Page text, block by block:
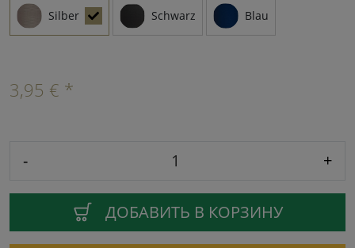
Silber Schwarz Blau
3,95 € *
- +
ДОБАВИТЬ В КОРЗИНУ